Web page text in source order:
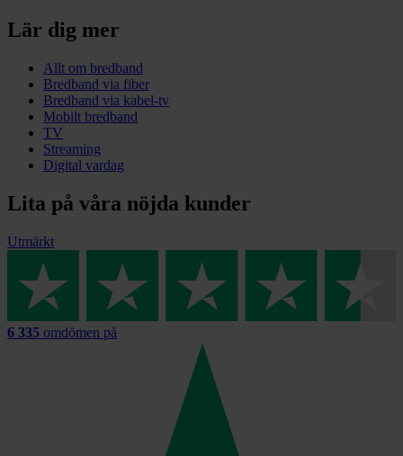
Lär dig mer
Allt om bredband
Bredband via fiber
Bredband via kabel-tv
Mobilt bredband
TV
Streaming
Digital vardag
Lita på våra nöjda kunder
Utmärkt
6 335 omdömen på